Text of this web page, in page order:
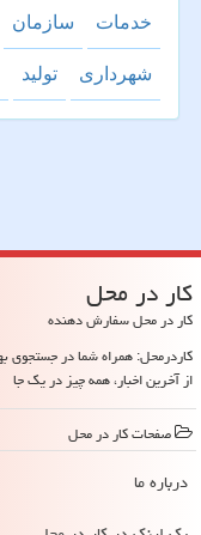
خدمات سازمان
شهرداری تولید
كار در محل
کار در محل سفارش دهنده
کاردرمحل: همراه شما در جستجوی
از آخرین اخبار، همه چیز در یک جا
صفحات كار در محل
درباره ما